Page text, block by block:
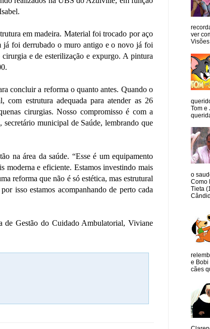
em madeira. Material foi trocado por aço
já foi derrubado o muro antigo e o novo já foi
e de esterilização e expurgo. A pintura
concluir a reforma o quanto antes. Quando o
estrutura adequada para atender as 26
cirurgias. Nosso compromisso é com a
municipal de Saúde, lembrando que
na área da saúde. “Esse é um equipamento
moderna e eficiente. Estamos investindo mais
reforma que não é só estética, mas estrutural
isso estamos acompanhando de perto cada
de Gestão do Cuidado Ambulatorial, Viviane
ver
Tom e
o
Como
Tieta
e Bobi
cães